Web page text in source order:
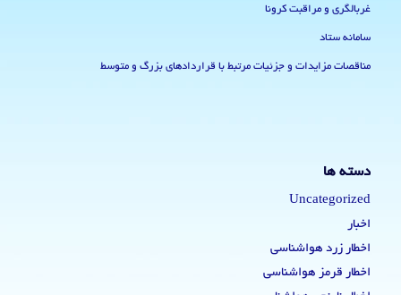
غربالگری و مراقبت کرونا
سامانه ستاد
مناقصات مزایدات و جزئیات مرتبط با قراردادهای بزرگ و متوسط
دسته ها
Uncategorized
اخبار
اخطار زرد هواشناسی
اخطار قرمز هواشناسی